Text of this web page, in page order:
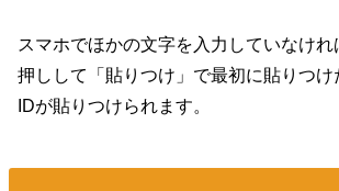
スマホでほかの文字を入力していなけ
押しして「貼りつけ」で最初に貼りつ
IDが貼りつけられます。